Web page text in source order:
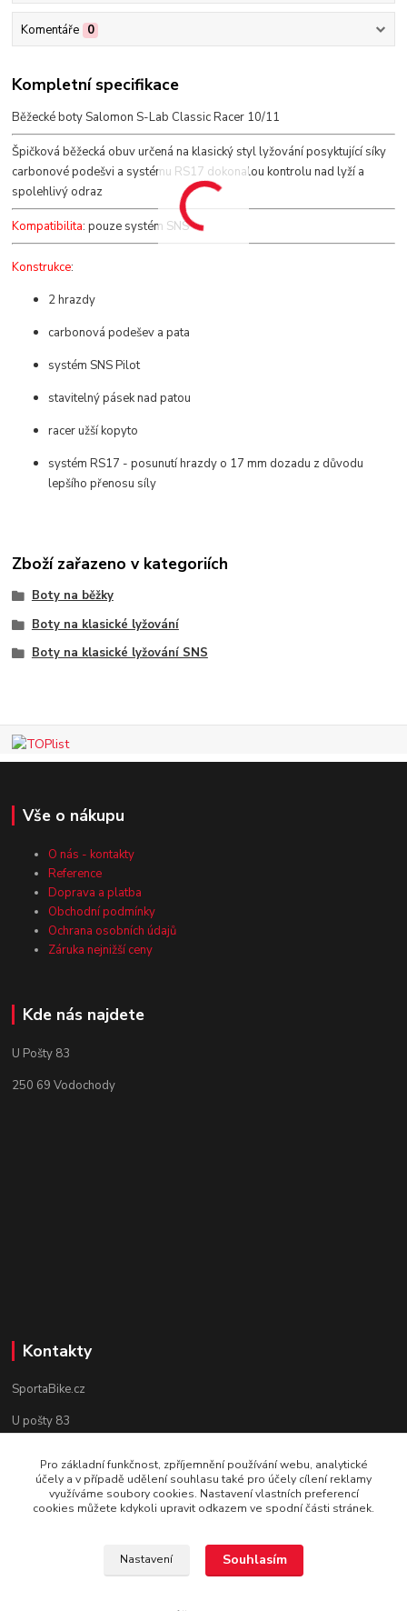
Komentáře 0
Kompletní specifikace
Běžecké boty Salomon S-Lab Classic Racer 10/11
Špičková běžecká obuv určená na klasický styl lyžování posyktující síky
carbonové podešvi a systému RS17 dokonalou kontrolu nad lyží a
spolehlivý odraz
Kompatibilita: pouze systém SNS
Konstrukce:
2 hrazdy
carbonová podešev a pata
systém SNS Pilot
stavitelný pásek nad patou
racer užší kopyto
systém RS17 - posunutí hrazdy o 17 mm dozadu z důvodu
lepšího přenosu síly
Zboží zařazeno v kategoriích
Boty na běžky
Boty na klasické lyžování
Boty na klasické lyžování SNS
Vše o nákupu
O nás - kontakty
Reference
Doprava a platba
Obchodní podmínky
Ochrana osobních údajů
Záruka nejnižší ceny
Kde nás najdete
U Pošty 83
250 69 Vodochody
Kontakty
SportaBike.cz
U pošty 83
tel.: +420 736 274 612
e-mail: info@sportabike.cz
Pro základní funkčnost, zpříjemnění používání webu, analytické
účely a v případě udělení souhlasu také pro účely cílení reklamy
využíváme soubory cookies. Nastavení vlastních preferencí
cookies můžete kdykoli upravit odkazem ve spodní části stránek.
Nastavení Souhlasím